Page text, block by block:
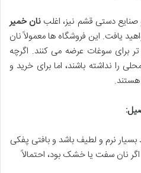
دستی قشم نیز، اغلب نان خمیر
یافت. این فروشگاه ها معمولاً نان
برای سوغات عرضه می کنند. اگرچه
را نداشته باشند، اما برای خرید و
هستند.
بسیار نرم و لطیف باشد و بافتی پفکی
نان سفت یا خشک بود، احتمالاً